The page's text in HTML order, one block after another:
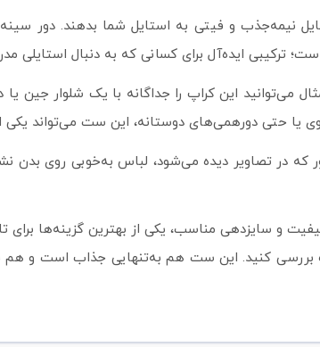
این کراپ را جداگانه با یک شلوار جین یا
یا حتی دورهمی‌های دوستانه، این ست می‌تواند یکی
که در تصاویر دیده می‌شود، لباس به‌خوبی روی بدن
و سایزدهی مناسب، یکی از بهترین گزینه‌ها برای
بررسی کنید. این ست هم به‌تنهایی جذاب است و هم